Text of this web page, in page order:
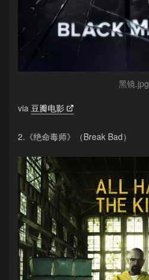
黑镜.jpg
via 豆瓣电影
2.《绝命毒师》（Break Bad）